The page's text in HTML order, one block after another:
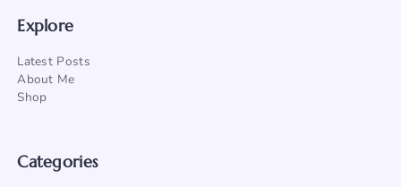
Explore
Latest Posts
About Me
Shop
Categories